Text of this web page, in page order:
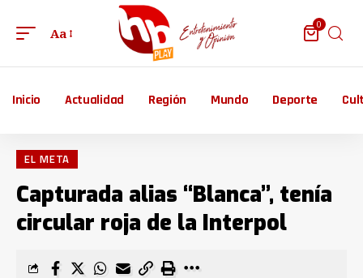
Aa
0
Inicio Actualidad Región Mundo Deporte
EL META
Capturada alias “Blanca”, tenía
circular roja de la Interpol